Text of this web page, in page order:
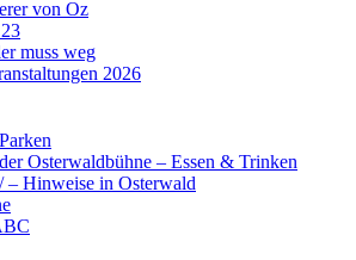
von Oz
muss weg
2026
Osterwaldbühne – Essen & Trinken
– Hinweise in Osterwald